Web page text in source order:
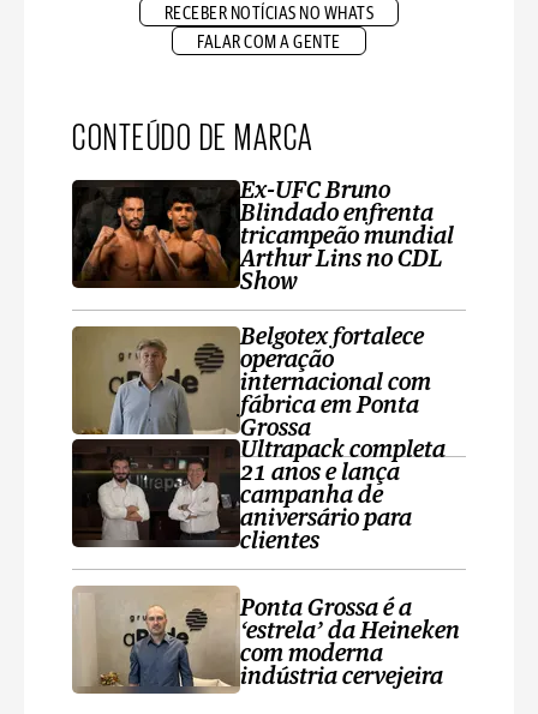
RECEBER NOTÍCIAS NO WHATS
FALAR COM A GENTE
CONTEÚDO DE MARCA
Ex-UFC Bruno
Blindado enfrenta
tricampeão mundial
Arthur Lins no CDL
Show
Belgotex fortalece
operação
internacional com
fábrica em Ponta
Grossa
Ultrapack completa
21 anos e lança
campanha de
aniversário para
clientes
Ponta Grossa é a
‘estrela’ da Heineken
com moderna
indústria cervejeira